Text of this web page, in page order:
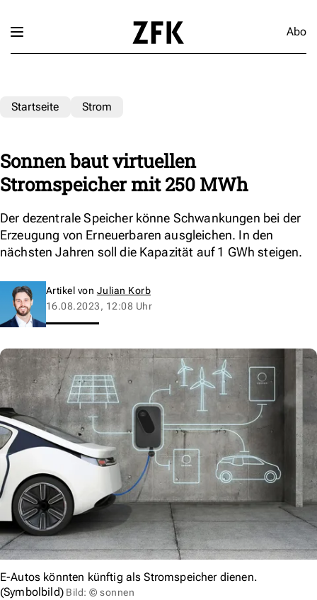
Abo
Startseite Strom
Sonnen baut virtuellen
Stromspeicher mit 250 MWh
Der dezentrale Speicher könne Schwankungen bei der
Erzeugung von Erneuerbaren ausgleichen. In den
nächsten Jahren soll die Kapazität auf 1 GWh steigen.
Artikel von Julian Korb
16.08.2023, 12:08 Uhr
E-Autos könnten künftig als Stromspeicher dienen.
(Symbolbild) Bild: © sonnen